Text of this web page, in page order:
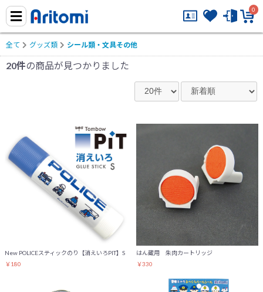
0
全て グッズ類 シール類・文具その他
20件の商品が見つかりました
New POLICEスティックのり【消えいろPIT】S
￥180
はん蔵用 朱肉カートリッジ
￥330